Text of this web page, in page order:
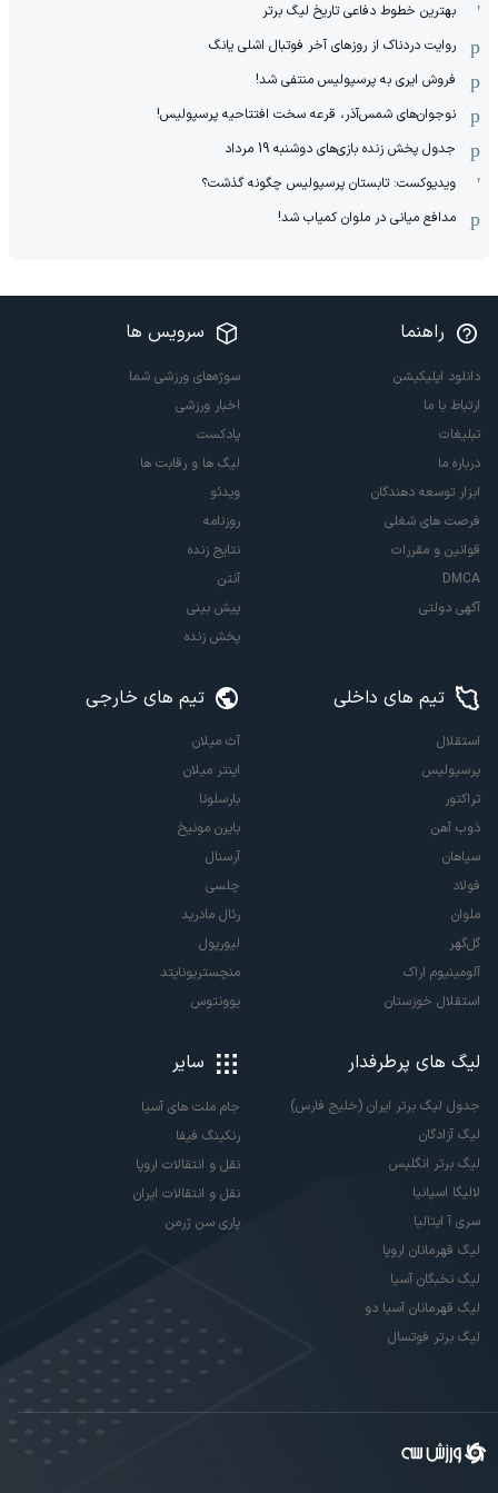
بهترین خطوط دفاعی تاریخ لیگ برتر
روایت دردناک از روزهای آخر فوتبال اشلی یانگ
فروش ایری به پرسپولیس منتفی شد!
نوجوان‌های شمس‌آذر، قرعه سخت افتتاحیه پرسپولیس!
جدول پخش زنده بازی‌های دوشنبه 19 مرداد
ویدیوکست: تابستان پرسپولیس چگونه گذشت؟
مدافع میانی در ملوان کمیاب شد!
راهنما
دانلود اپلیکیشن
ارتباط با ما
تبلیغات
درباره ما
ابزار توسعه دهندگان
فرصت های شغلی
قوانین و مقررات
DMCA
آگهی دولتی
سرویس ها
سوژه‌های ورزشی شما
اخبار ورزشی
پادکست
لیگ ها و رقابت ها
ویدئو
روزنامه
نتایج زنده
آنتن
پیش بینی
پخش زنده
تیم های داخلی
استقلال
پرسپولیس
تراکتور
ذوب آهن
سپاهان
فولاد
ملوان
گل‌گهر
آلومینیوم اراک
استقلال خوزستان
تیم های خارجی
آث میلان
اینتر میلان
بارسلونا
بایرن مونیخ
آرسنال
چلسی
رئال مادرید
لیورپول
منچستریونایتد
یوونتوس
لیگ های پرطرفدار
جدول لیگ برتر ایران (خلیج فارس)
لیگ آزادگان
لیگ برتر انگلیس
لالیگا اسپانیا
سری آ ایتالیا
لیگ قهرمانان اروپا
لیگ نخبگان آسیا
لیگ قهرمانان آسیا دو
لیگ برتر فوتسال
سایر
جام ملت های آسیا
رنکینگ فیفا
نقل و انتقالات اروپا
نقل و انتقالات ایران
پاری سن ژرمن